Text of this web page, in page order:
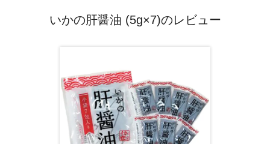
いかの肝醤油 (5g×7)のレビュー